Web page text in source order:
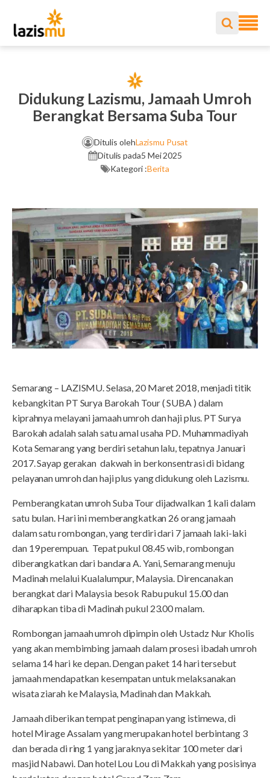
Didukung Lazismu, Jamaah Umroh
Berangkat Bersama Suba Tour
Ditulis olehLazismu Pusat
Ditulis pada5 Mei 2025
Kategori :Berita
Semarang – LAZISMU. Selasa, 20 Maret 2018, menjadi titik
kebangkitan PT Surya Barokah Tour ( SUBA ) dalam
kiprahnya melayani jamaah umroh dan haji plus. PT Surya
Barokah adalah salah satu amal usaha PD. Muhammadiyah
Kota Semarang yang berdiri setahun lalu, tepatnya Januari
2017. Sayap gerakan dakwah in berkonsentrasi di bidang
pelayanan umroh dan haji plus yang didukung oleh Lazismu.
Pemberangkatan umroh Suba Tour dijadwalkan 1 kali dalam
satu bulan. Hari ini memberangkatkan 26 orang jamaah
dalam satu rombongan, yang terdiri dari 7 jamaah laki-laki
dan 19 perempuan. Tepat pukul 08.45 wib, rombongan
diberangkatkan dari bandara A. Yani, Semarang menuju
Madinah melalui Kualalumpur, Malaysia. Direncanakan
berangkat dari Malaysia besok Rabu pukul 15.00 dan
diharapkan tiba di Madinah pukul 23.00 malam.
Rombongan jamaah umroh dipimpin oleh Ustadz Nur Kholis
yang akan membimbing jamaah dalam prosesi ibadah umroh
selama 14 hari ke depan. Dengan paket 14 hari tersebut
jamaah mendapatkan kesempatan untuk melaksanakan
wisata ziarah ke Malaysia, Madinah dan Makkah.
Jamaah diberikan tempat penginapan yang istimewa, di
hotel Mirage Assalam yang merupakan hotel berbintang 3
dan berada di ring 1 yang jaraknya sekitar 100 meter dari
masjid Nabawi. Dan hotel Lou Lou di Makkah yang posisinya